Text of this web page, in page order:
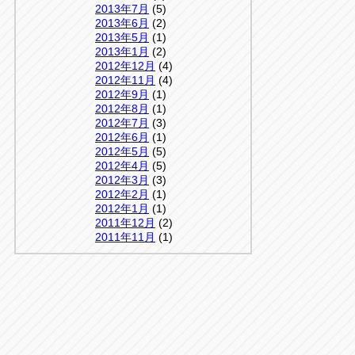
2013年7月 (5)
2013年6月 (2)
2013年5月 (1)
2013年1月 (2)
2012年12月 (4)
2012年11月 (4)
2012年9月 (1)
2012年8月 (1)
2012年7月 (3)
2012年6月 (1)
2012年5月 (5)
2012年4月 (5)
2012年3月 (3)
2012年2月 (1)
2012年1月 (1)
2011年12月 (2)
2011年11月 (1)